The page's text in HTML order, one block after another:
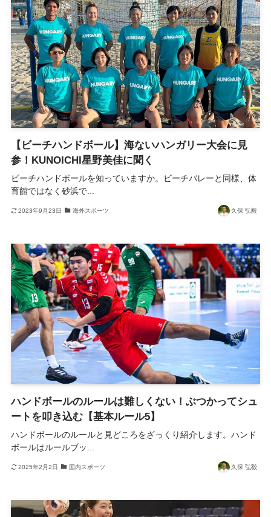
【ビーチハンドボール】海ないハンガリー大会に見
参！KUNOICHI星野美佳に聞く
ビーチハンドボールを知っていますか。ビーチバレーと同様、体
育館ではなく砂浜で...
2023年9月23日 海外スポーツ 久保 弘毅
ハンドボールのルールは難しくない！ぶつかってシュ
ートを叩き込む【基本ルール5】
ハンドボールのルールと見どころをざっくり紹介します。ハンド
ボールはルールブッ...
2025年2月2日 国内スポーツ 久保 弘毅